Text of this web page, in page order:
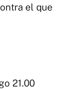
el que
21.00